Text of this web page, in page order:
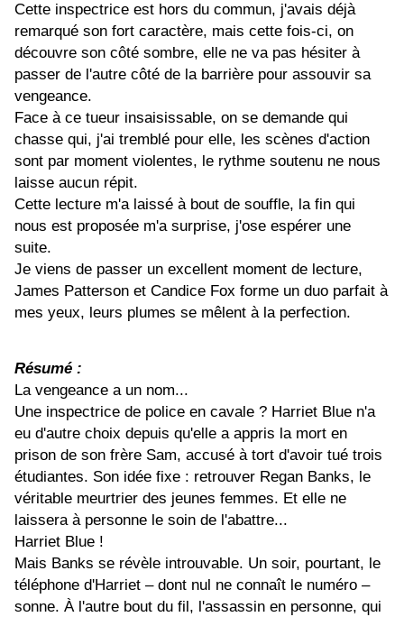
Cette inspectrice est hors du commun, j'avais déjà
remarqué son fort caractère, mais cette fois-ci, on
découvre son côté sombre, elle ne va pas hésiter à
passer de l'autre côté de la barrière pour assouvir sa
vengeance.
Face à ce tueur insaisissable, on se demande qui
chasse qui, j'ai tremblé pour elle, les scènes d'action
sont par moment violentes, le rythme soutenu ne nous
laisse aucun répit.
Cette lecture m'a laissé à bout de souffle, la fin qui
nous est proposée m'a surprise, j'ose espérer une
suite.
Je viens de passer un excellent moment de lecture,
James Patterson et Candice Fox forme un duo parfait à
mes yeux, leurs plumes se mêlent à la perfection.
Résumé :
La vengeance a un nom...
Une inspectrice de police en cavale ? Harriet Blue n'a
eu d'autre choix depuis qu'elle a appris la mort en
prison de son frère Sam, accusé à tort d'avoir tué trois
étudiantes. Son idée fixe : retrouver Regan Banks, le
véritable meurtrier des jeunes femmes. Et elle ne
laissera à personne le soin de l'abattre...
Harriet Blue !
Mais Banks se révèle introuvable. Un soir, pourtant, le
téléphone d'Harriet – dont nul ne connaît le numéro –
sonne. À l'autre bout du fil, l'assassin en personne, qui